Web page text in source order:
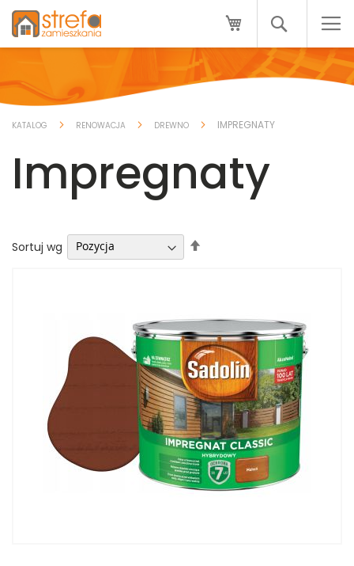
Przejdź
do
treści
Mój koszyk
Search
KATALOG RENOWACJA DREWNO IMPREGNATY
Impregnaty
Sortuj wg